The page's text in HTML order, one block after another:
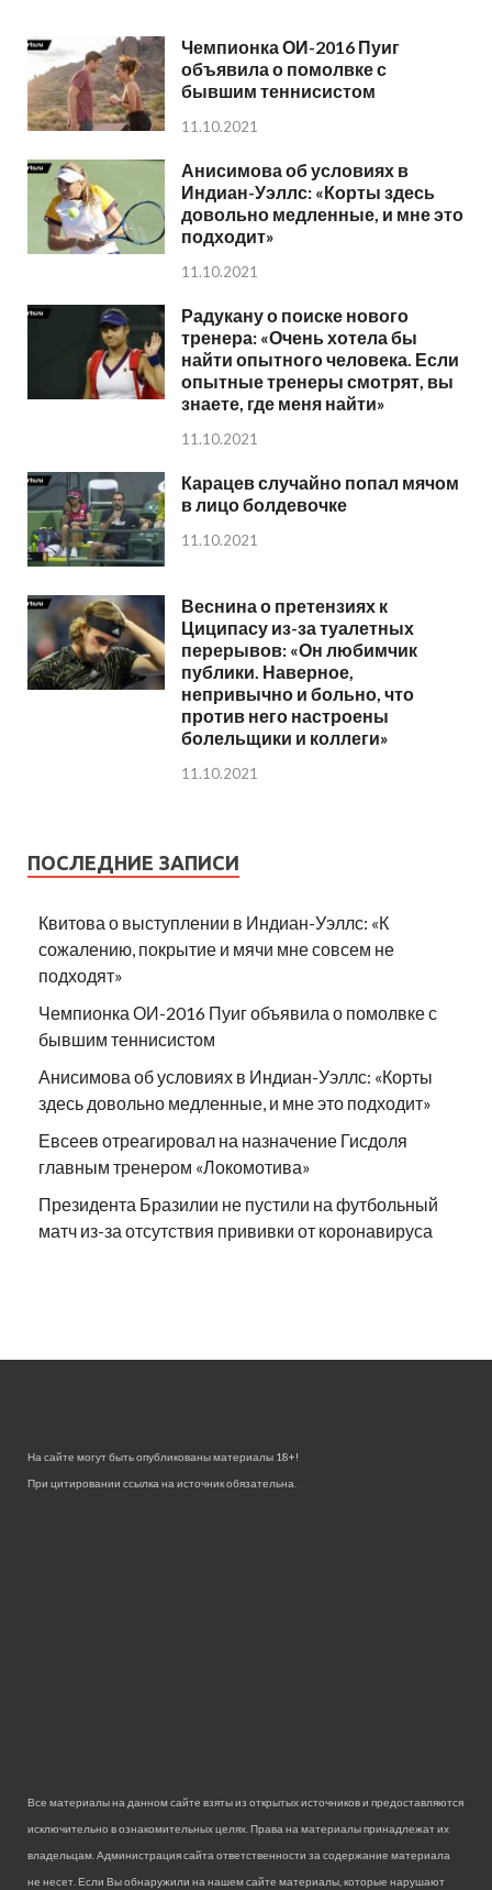
Чемпионка ОИ-2016 Пуиг
объявила о помолвке с
бывшим теннисистом
11.10.2021
Анисимова об условиях в
Индиан-Уэллс: «Корты здесь
довольно медленные, и мне это
подходит»
11.10.2021
Радукану о поиске нового
тренера: «Очень хотела бы
найти опытного человека. Если
опытные тренеры смотрят, вы
знаете, где меня найти»
11.10.2021
Карацев случайно попал мячом
в лицо болдевочке
11.10.2021
Веснина о претензиях к
Циципасу из-за туалетных
перерывов: «Он любимчик
публики. Наверное,
непривычно и больно, что
против него настроены
болельщики и коллеги»
11.10.2021
ПОСЛЕДНИЕ ЗАПИСИ
Квитова о выступлении в Индиан-Уэллс: «К
сожалению, покрытие и мячи мне совсем не
подходят»
Чемпионка ОИ-2016 Пуиг объявила о помолвке с
бывшим теннисистом
Анисимова об условиях в Индиан-Уэллс: «Корты
здесь довольно медленные, и мне это подходит»
Евсеев отреагировал на назначение Гисдоля
главным тренером «Локомотива»
Президента Бразилии не пустили на футбольный
матч из-за отсутствия прививки от коронавируса
На сайте могут быть опубликованы материалы 18+!
При цитировании ссылка на источник обязательна.
Все материалы на данном сайте взяты из открытых источников и предоставляются
исключительно в ознакомительных целях. Права на материалы принадлежат их
владельцам. Администрация сайта ответственности за содержание материала
не несет. Если Вы обнаружили на нашем сайте материалы, которые нарушают